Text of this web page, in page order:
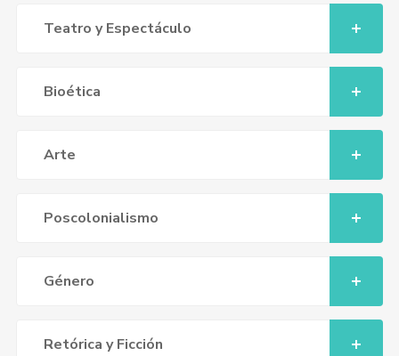
Teatro y Espectáculo
Bioética
Arte
Poscolonialismo
Género
Retórica y Ficción